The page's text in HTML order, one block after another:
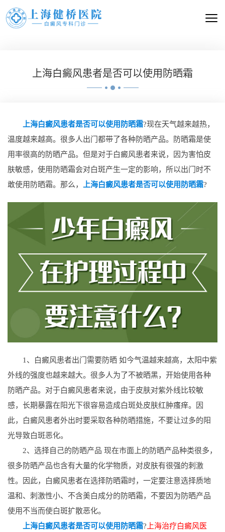
上海白癜风患者是否可以使用防晒霜
上海白癜风患者是否可以使用防晒霜?现在天气越来越热，
温度越来越高。很多人出门都带了各种防晒产品。防晒霜是使
用率很高的防晒产品。但是对于白癜风患者来说，因为害怕皮
肤敏感，使用防晒霜会对白斑产生一定的影响，所以出门时不
敢使用防晒霜。那么，
上海白癜风患者是否可以使用防晒霜?
1、白癜风患者出门需要防晒 如今气温越来越高，太阳中紫
外线的强度也越来越大。很多人为了不被晒黑，开始使用各种
防晒产品。对于白癜风患者来说，由于皮肤对紫外线比较敏
感，长期暴露在阳光下很容易造成白斑处皮肤红肿瘙痒。因
此，白癜风患者外出时要采取各种防晒措施，不要让过多的阳
光导致白斑恶化。
2、选择自己的防晒产品 现在市面上的防晒产品种类很多，
很多防晒产品也含有大量的化学物质，对皮肤有很强的刺激
性。因此，白癜风患者在选择防晒霜时，一定要注意选择质地
温和、刺激性小、不含美白成分的防晒霜，不要因为防晒产品
使用不当而使白斑扩散恶化。
上海白癜风患者是否可以使用防晒霜? 上海治疗白癜风医